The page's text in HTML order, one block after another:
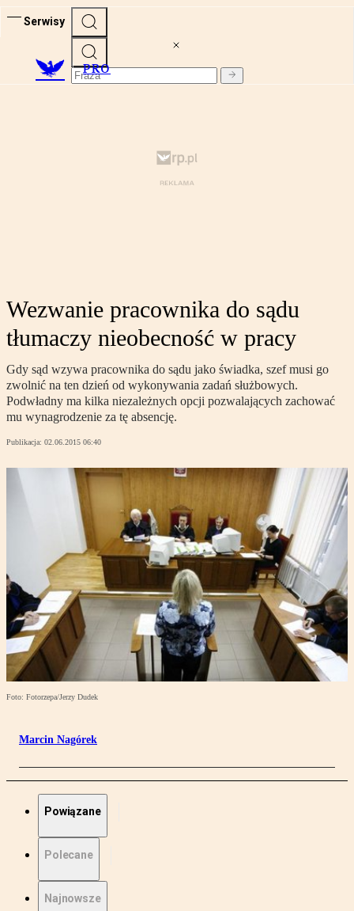
Serwisy
PRO
Wezwanie pracownika do sądu
tłumaczy nieobecność w pracy
Gdy sąd wzywa pracownika do sądu jako świadka, szef musi go
zwolnić na ten dzień od wykonywania zadań służbowych.
Podwładny ma kilka niezależnych opcji pozwalających zachować
mu wynagrodzenie za tę absencję.
Publikacja: 02.06.2015 06:40
Foto: Fotorzepa/Jerzy Dudek
Marcin Nagórek
Powiązane
Polecane
Najnowsze